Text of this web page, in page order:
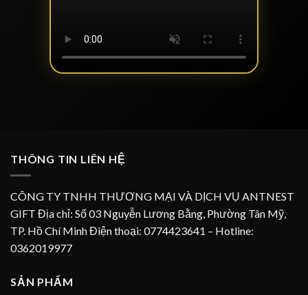
THÔNG TIN LIÊN HỆ
CÔNG TY TNHH THƯƠNG MẠI VÀ DỊCH VỤ ANTNEST
GIFT Địa chỉ: Số 03 Nguyễn Lương Bằng, Phường Tân Mỹ,
TP. Hồ Chí Minh Điện thoại: 0774423641 – Hotline:
0362019977
SẢN PHẨM